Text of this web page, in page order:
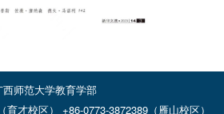
西师范大学教育学部
育才校区） +86-0773-3872389（雁山校区）